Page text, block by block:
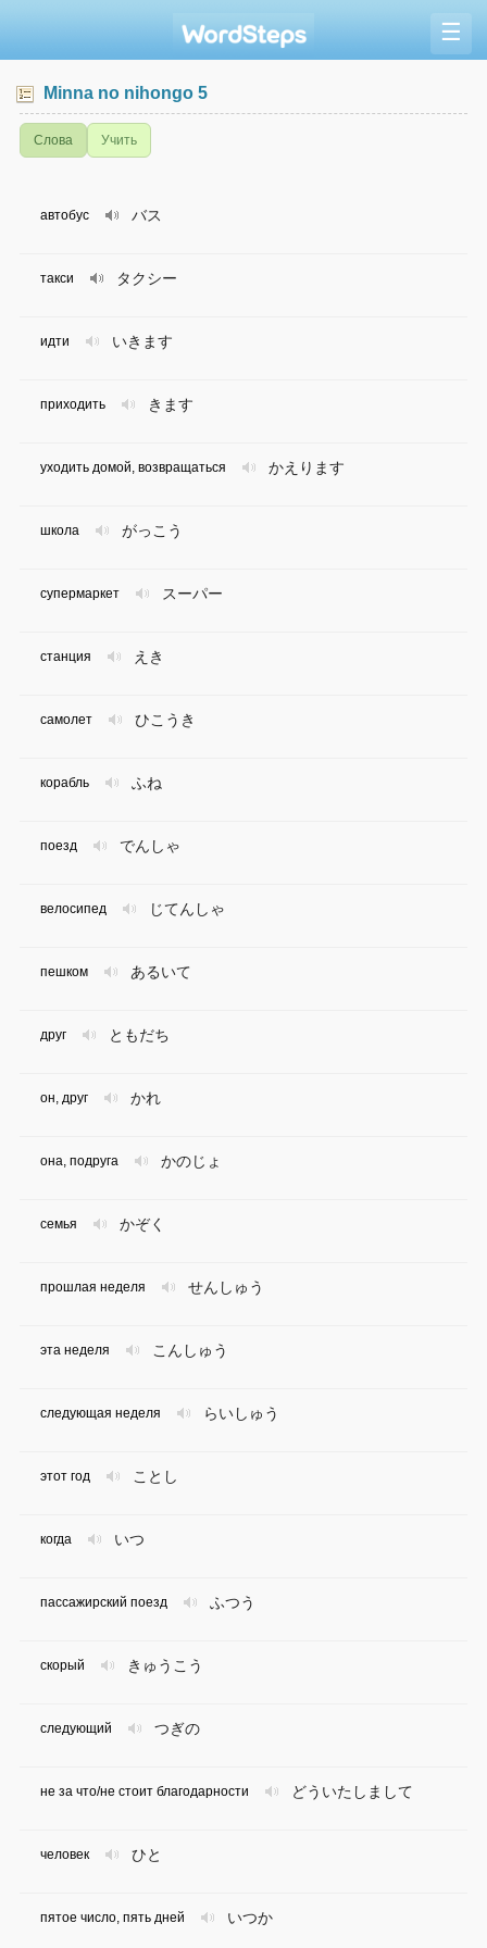
☰
Minna no nihongo 5
Слова Учить
バス
автобус
タクシー
такси
いきます
идти
きます
приходить
かえります
уходить домой, возвращаться
がっこう
школа
スーパー
супермаркет
えき
станция
ひこうき
самолет
ふね
корабль
でんしゃ
поезд
じてんしゃ
велосипед
あるいて
пешком
ともだち
друг
かれ
он, друг
かのじょ
она, подруга
かぞく
семья
せんしゅう
прошлая неделя
こんしゅう
эта неделя
らいしゅう
следующая неделя
ことし
этот год
いつ
когда
ふつう
пассажирский поезд
きゅうこう
скорый
つぎの
следующий
どういたしまして
не за что/не стоит благодарности
ひと
человек
いつか
пятое число, пять дней